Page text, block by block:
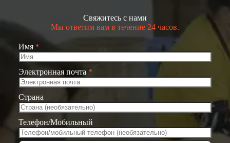
Свяжитесь с нами
Мы ответим вам в течение 24 часов.
Имя *
Электронная почта *
Страна
Телефон/Мобильный